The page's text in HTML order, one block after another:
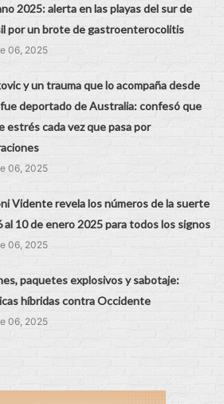
2025: alerta en las playas del sur de
por un brote de gastroenterocolitis
06, 2025
y un trauma que lo acompaña desde
deportado de Australia: confesó que
estrés cada vez que pasa por
06, 2025
Vidente revela los números de la suerte
al 10 de enero 2025 para todos los signos
06, 2025
paquetes explosivos y sabotaje:
híbridas contra Occidente
06, 2025